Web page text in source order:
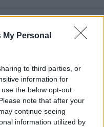
Personal
to third parties, or
information for
the below opt-out
note that after your
continue seeing
information utilized by
saláta
lyoni saláta
már a tálalás
(2 személyre)
majd lecserélem,
dkg kolozsvári